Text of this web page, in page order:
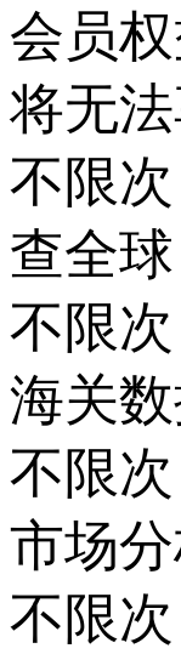
会员
将无
不限次
查全球
不限次
海关
不限次
市场
不限次